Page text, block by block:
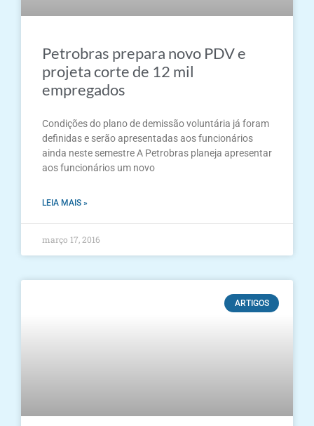
Petrobras prepara novo PDV e
projeta corte de 12 mil
empregados
Condições do plano de demissão voluntária já foram
definidas e serão apresentadas aos funcionários
ainda neste semestre A Petrobras planeja apresentar
aos funcionários um novo
LEIA MAIS »
março 17, 2016
ARTIGOS